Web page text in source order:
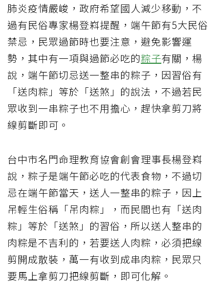
肺炎疫情嚴峻，政府希望國人減少移動，不
過有民俗專家楊登嵙提醒，端午節有5大民俗
禁忌，民眾過節時也要注意，避免影響運
勢，其中有一項與過節必吃的粽子有關，楊
說，端午節切忌送一整串的粽子，因習俗有
「送肉粽」等於「送煞」的說法，不過若民
眾收到一串粽子也不用擔心，趕快拿剪刀將
線剪斷即可。
台中市名門命理教育協會創會理事長楊登嵙
說，粽子是端午節必吃的代表食物，不過切
忌在端午節當天，送人一整串的粽子，因上
吊輕生俗稱「吊肉粽」，而民間也有「送肉
粽」等於「送煞」的習俗，所以送人整串的
肉粽是不吉利的，若要送人肉粽，必須把線
剪開成散裝，萬一有收到成串肉粽，民眾只
要馬上拿剪刀把線剪斷，即可化解。